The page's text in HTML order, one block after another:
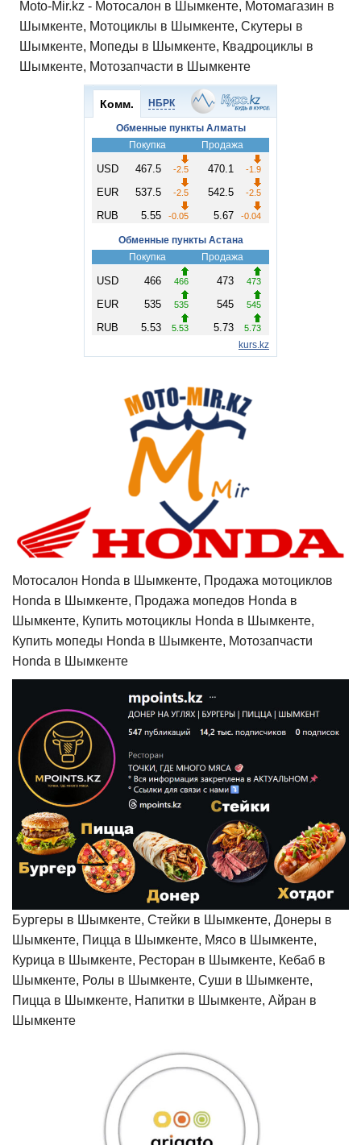
Moto-Mir.kz - Мотосалон в Шымкенте, Мотомагазин в
Шымкенте, Мотоциклы в Шымкенте, Скутеры в
Шымкенте, Мопеды в Шымкенте, Квадроциклы в
Шымкенте, Мотозапчасти в Шымкенте
Мотосалон Honda в Шымкенте, Продажа мотоциклов
Honda в Шымкенте, Продажа мопедов Honda в
Шымкенте, Купить мотоциклы Honda в Шымкенте,
Купить мопеды Honda в Шымкенте, Мотозапчасти
Honda в Шымкенте
Бургеры в Шымкенте, Стейки в Шымкенте, Донеры в
Шымкенте, Пицца в Шымкенте, Мясо в Шымкенте,
Курица в Шымкенте, Ресторан в Шымкенте, Кебаб в
Шымкенте, Ролы в Шымкенте, Суши в Шымкенте,
Пицца в Шымкенте, Напитки в Шымкенте, Айран в
Шымкенте